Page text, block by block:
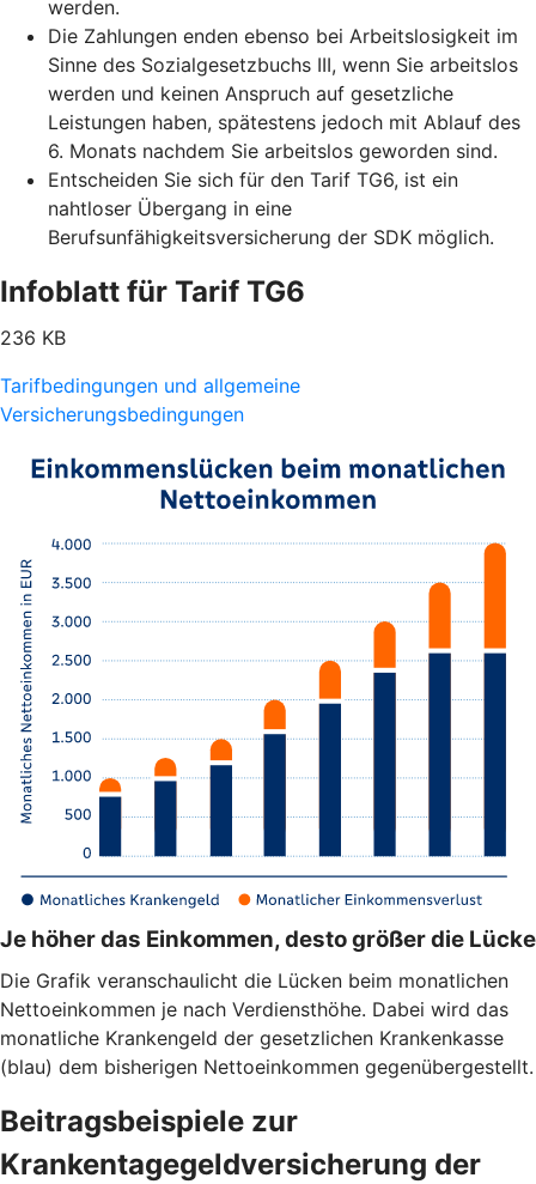
werden.
Die Zahlungen enden ebenso bei Arbeitslosigkeit im
Sinne des Sozialgesetzbuchs III, wenn Sie arbeitslos
werden und keinen Anspruch auf gesetzliche
Leistungen haben, spätestens jedoch mit Ablauf des
6. Monats nachdem Sie arbeitslos geworden sind.
Entscheiden Sie sich für den Tarif TG6, ist ein
nahtloser Übergang in eine
Berufsunfähigkeitsversicherung der SDK möglich.
Infoblatt für Tarif TG6
236 KB
Tarifbedingungen und allgemeine
Versicherungsbedingungen
Je höher das Einkommen, desto größer die Lücke
Die Grafik veranschaulicht die Lücken beim monatlichen
Nettoeinkommen je nach Verdiensthöhe. Dabei wird das
monatliche Krankengeld der gesetzlichen Krankenkasse
(blau) dem bisherigen Nettoeinkommen gegenübergestellt.
Beitragsbeispiele zur
Krankentagegeldversicherung der